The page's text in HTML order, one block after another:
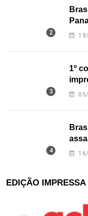
nos
1º
EDIÇÃO IMPRESSA